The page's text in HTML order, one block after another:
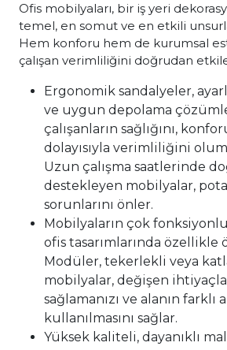
Ofis mobilyaları, bir iş yeri
temel, en somut ve en etkili
Hem konforu hem de kurumsal
çalışan verimliliğini doğrudan
Ergonomik sandalyeler,
ve uygun depolama
çalışanların sağlığını,
dolayısıyla verimliliğini
Uzun çalışma saatlerinde
destekleyen mobilyalar,
sorunlarını önler.
Mobilyaların çok
ofis tasarımlarında özellikle
Modüler, tekerlekli veya
mobilyalar, değişen
sağlamanızı ve alanın farklı
kullanılmasını sağlar.
Yüksek kaliteli, dayanıklı